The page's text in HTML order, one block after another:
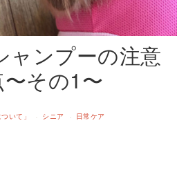
ャンプーの注意
〜その1〜
ついて」 · シニア · 日常ケア